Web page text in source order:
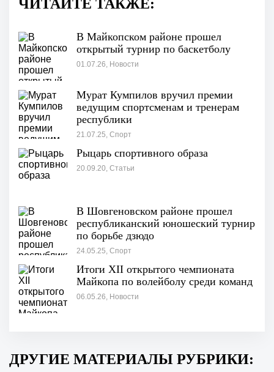
ЧИТАЙТЕ ТАКЖЕ:
В Майкопском районе прошел
открытый турнир по баскетболу
01.07.26, Новости
Мурат Кумпилов вручил премии
ведущим спортсменам и тренерам
республики
21.07.25, Спорт
Рыцарь спортивного образа
20.09.20, Статьи
В Шовгеновском районе прошел
республиканский юношеский турнир
по борьбе дзюдо
24.05.25, Спорт
Итоги XII открытого чемпионата
Майкопа по волейболу среди команд
06.05.26, Новости
ДРУГИЕ МАТЕРИАЛЫ РУБРИКИ: